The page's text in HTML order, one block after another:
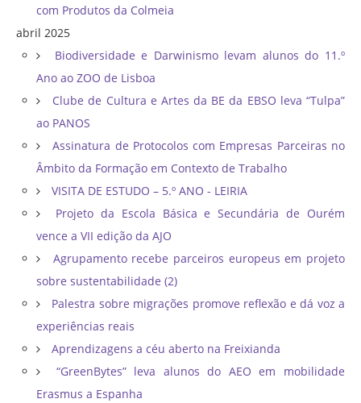
com Produtos da Colmeia
abril 2025
Biodiversidade e Darwinismo levam alunos do 11.º
Ano ao ZOO de Lisboa
Clube de Cultura e Artes da BE da EBSO leva “Tulpa”
ao PANOS
Assinatura de Protocolos com Empresas Parceiras no
Âmbito da Formação em Contexto de Trabalho
VISITA DE ESTUDO – 5.º ANO - LEIRIA
Projeto da Escola Básica e Secundária de Ourém
vence a VII edição da AJO
Agrupamento recebe parceiros europeus em projeto
sobre sustentabilidade (2)
Palestra sobre migrações promove reflexão e dá voz a
experiências reais
Aprendizagens a céu aberto na Freixianda
“GreenBytes” leva alunos do AEO em mobilidade
Erasmus a Espanha